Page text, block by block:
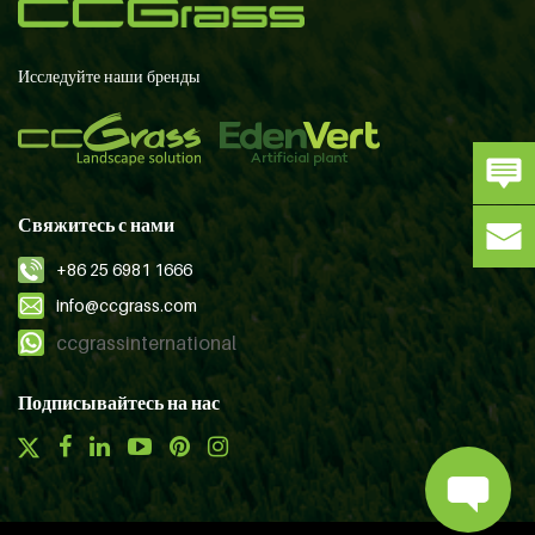
Исследуйте наши бренды
Свяжитесь с нами
+86 25 6981 1666
info@ccgrass.com
ccgrassinternational
Подписывайтесь на нас